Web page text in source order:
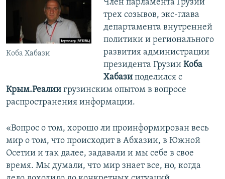
Коба Хабази
Член парламента Грузии
трех созывов, экс-глава
департамента внутренней
политики и регионального
развития администрации
президента Грузии Коба
Хабазиподелился с
Крым.Реалии грузинским опытом в вопросе
распространения информации.
«Вопрос о том, хорошо ли проинформирован весь
мир о том, что происходит в Абхазии, в Южной
Осетии и так далее, задавали и мы себе в свое
время. Мы думали, что мир знает все, но, когда